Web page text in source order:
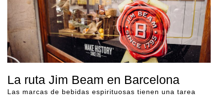
La ruta Jim Beam en Barcelona
Las marcas de bebidas espirituosas tienen una tarea